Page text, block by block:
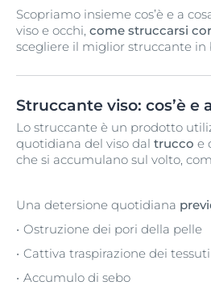
Scopriamo insieme cos’è e a
viso e occhi, come struccarsi
scegliere il miglior struccante in
Struccante viso: cos’è e
Lo struccante è un prodotto
quotidiana del viso dal trucco e
che si accumulano sul volto,
Una detersione quotidiana
Ostruzione dei pori della pelle
Cattiva traspirazione dei tessuti
Accumulo di sebo